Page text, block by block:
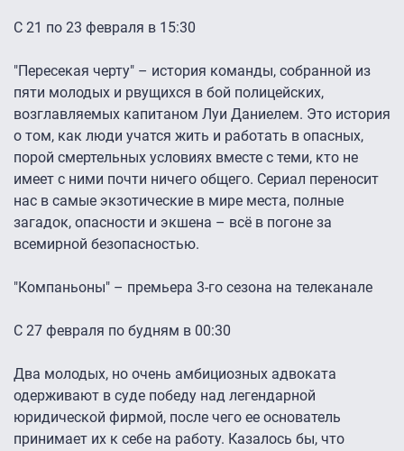
С 21 по 23 февраля в 15:30
"Пересекая черту" – история команды, собранной из
пяти молодых и рвущихся в бой полицейских,
возглавляемых капитаном Луи Даниелем. Это история
о том, как люди учатся жить и работать в опасных,
порой смертельных условиях вместе с теми, кто не
имеет с ними почти ничего общего. Сериал переносит
нас в самые экзотические в мире места, полные
загадок, опасности и экшена – всё в погоне за
всемирной безопасностью.
"Компаньоны" – премьера 3-го сезона на телеканале
С 27 февраля по будням в 00:30
Два молодых, но очень амбициозных адвоката
одерживают в суде победу над легендарной
юридической фирмой, после чего ее основатель
принимает их к себе на работу. Казалось бы, что